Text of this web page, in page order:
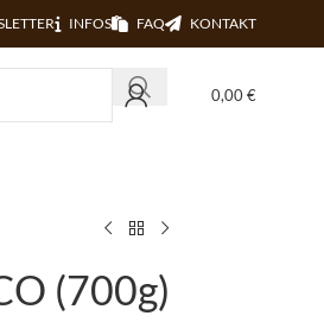
INFOS FAQ KONTAKT
0,00€
(700g)